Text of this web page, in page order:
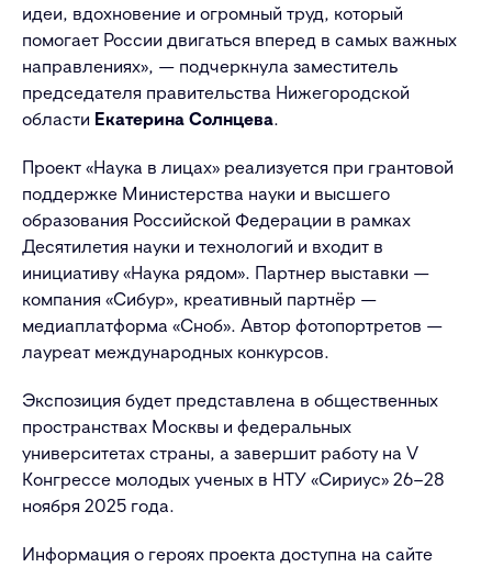
идеи, вдохновение и огромный труд, который
помогает России двигаться вперед в самых важных
направлениях», — подчеркнула заместитель
председателя правительства Нижегородской
области Екатерина Солнцева.
Проект «Наука в лицах» реализуется при грантовой
поддержке Министерства науки и высшего
образования Российской Федерации в рамках
Десятилетия науки и технологий и входит в
инициативу «Наука рядом». Партнер выставки —
компания «Сибур», креативный партнёр —
медиаплатформа «Сноб». Автор фотопортретов —
лауреат международных конкурсов.
Экспозиция будет представлена в общественных
пространствах Москвы и федеральных
университетах страны, а завершит работу на V
Конгрессе молодых ученых в НТУ «Сириус» 26–28
ноября 2025 года.
Информация о героях проекта доступна на сайте